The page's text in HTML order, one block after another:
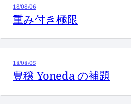
18/08/06
重み付き極限
18/08/05
豊穣 Yoneda の補題